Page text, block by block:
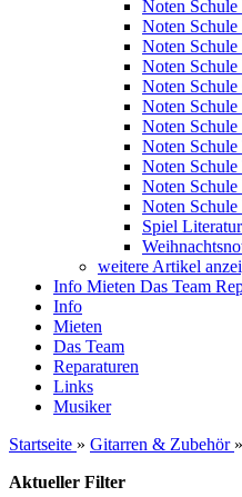
Noten
Noten
Noten
Noten Schule
Noten
Noten Schule
Noten Schule
Noten Schule
Noten Schule
Noten
Noten
Spiel
weitere Artikel
Info Mieten Das Team
Info
Mieten
Das Team
Reparaturen
Links
Musiker
Startseite » Gitarren & Zubehör »
Aktueller Filter